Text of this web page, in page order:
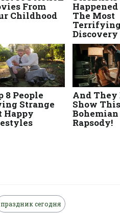
праздник сегодня